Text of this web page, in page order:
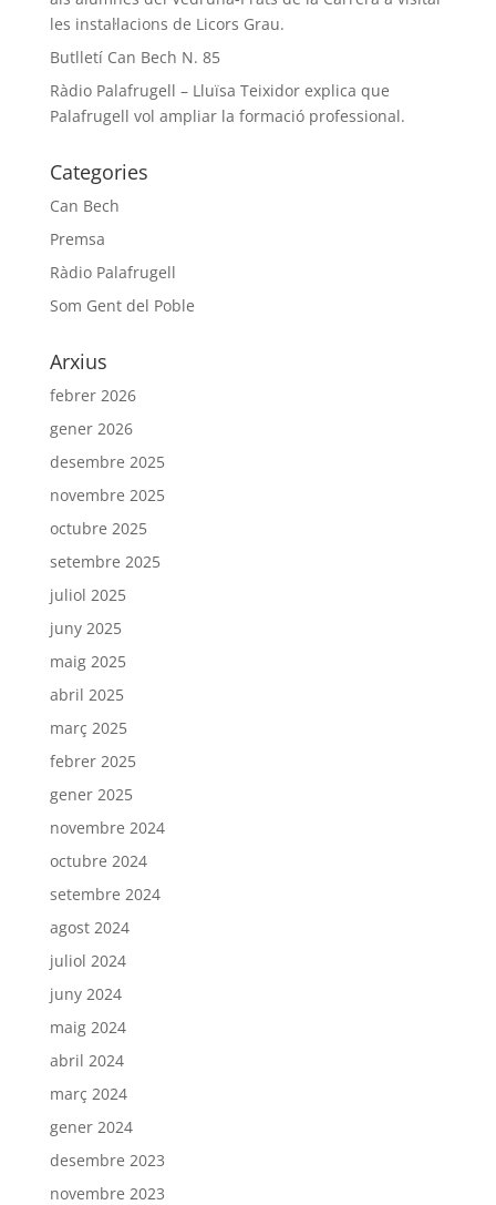
les instal·lacions de Licors Grau.
Butlletí Can Bech N. 85
Ràdio Palafrugell – Lluïsa Teixidor explica que
Palafrugell vol ampliar la formació professional.
Categories
Can Bech
Premsa
Ràdio Palafrugell
Som Gent del Poble
Arxius
febrer 2026
gener 2026
desembre 2025
novembre 2025
octubre 2025
setembre 2025
juliol 2025
juny 2025
maig 2025
abril 2025
març 2025
febrer 2025
gener 2025
novembre 2024
octubre 2024
setembre 2024
agost 2024
juliol 2024
juny 2024
maig 2024
abril 2024
març 2024
gener 2024
desembre 2023
novembre 2023